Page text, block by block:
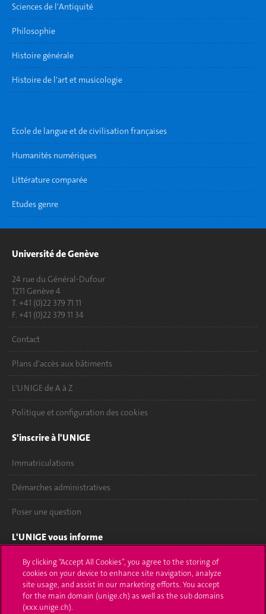
Sciences de l'Antiquité
Philosophie
Histoire générale
Histoire de l'art et musicologie
Ecole de langue et de civilisation françaises
Humanités numériques
Littérature comparée
Etudes genre
Université de Genève
24 rue du Général-Dufour
1211 Genève 4
T. +41 (0)22 379 71 11
F. +41 (0)22 379 11 34
Contact
Plans d'accès aux bâtiments
L'UNIGE de A à Z
Politique et configuration des cookies
S'inscrire à l'UNIGE
Immatriculations
Démarches administratives
Poser une question
L'UNIGE vous informe
UNIGE Mobile
Médias
Offres d'emploi
By clicking “Accept All Cookies”, you agree to the storing of
cookies on your device to enhance site navigation, analyze
site usage, and assist in our marketing efforts. You accept
for the main domain (unige.ch) as well as the sub domains
(xxx.unige.ch).